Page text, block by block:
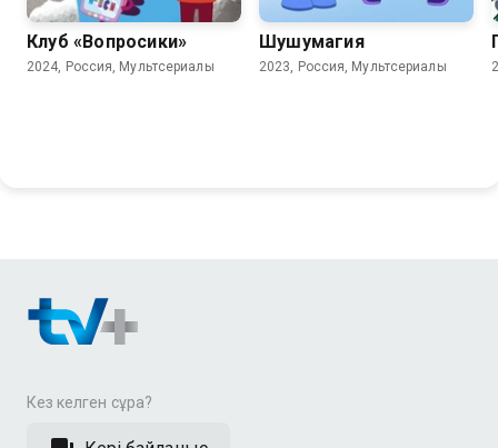
Клуб «Вопросики»
2024, Россия, Мультсериалы
Шушумагия
2023, Россия, Мультсериалы
Кез келген сұрақ?